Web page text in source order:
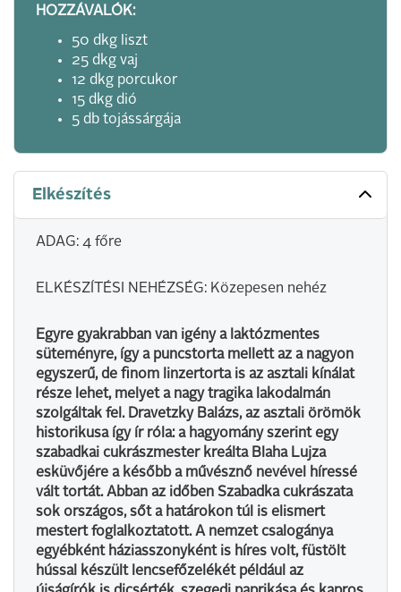
HOZZÁVALÓK:
50 dkg liszt
25 dkg vaj
12 dkg porcukor
15 dkg dió
5 db tojássárgája
Elkészítés
ADAG: 4 főre
ELKÉSZÍTÉSI NEHÉZSÉG: Közepesen nehéz
Egyre gyakrabban van igény a laktózmentes
süteményre, így a puncstorta mellett az a nagyon
egyszerű, de finom linzertorta is az asztali kínálat
része lehet, melyet a nagy tragika lakodalmán
szolgáltak fel. Dravetzky Balázs, az asztali örömök
historikusa így ír róla: a hagyomány szerint egy
szabadkai cukrászmester kreálta Blaha Lujza
esküvőjére a később a művésznő nevével híressé
vált tortát. Abban az időben Szabadka cukrászata
sok országos, sőt a határokon túl is elismert
mestert foglalkoztatott. A nemzet csalogánya
egyébként háziasszonyként is híres volt, füstölt
hússal készült lencsefőzelékét például az